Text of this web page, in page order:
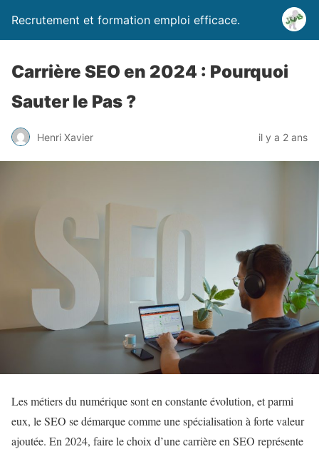
Recrutement et formation emploi efficace.
Carrière SEO en 2024 : Pourquoi
Sauter le Pas ?
Henri Xavier il y a 2 ans
Les métiers du numérique sont en constante évolution, et parmi
eux, le SEO se démarque comme une spécialisation à forte valeur
ajoutée. En 2024, faire le choix d’une carrière en SEO représente